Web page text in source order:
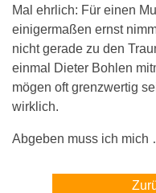
Mal ehrlich: Für einen
einigermaßen ernst
nicht gerade zu den
einmal Dieter Bohlen
mögen oft grenzwertig
wirklich.
Abgeben muss ich mich